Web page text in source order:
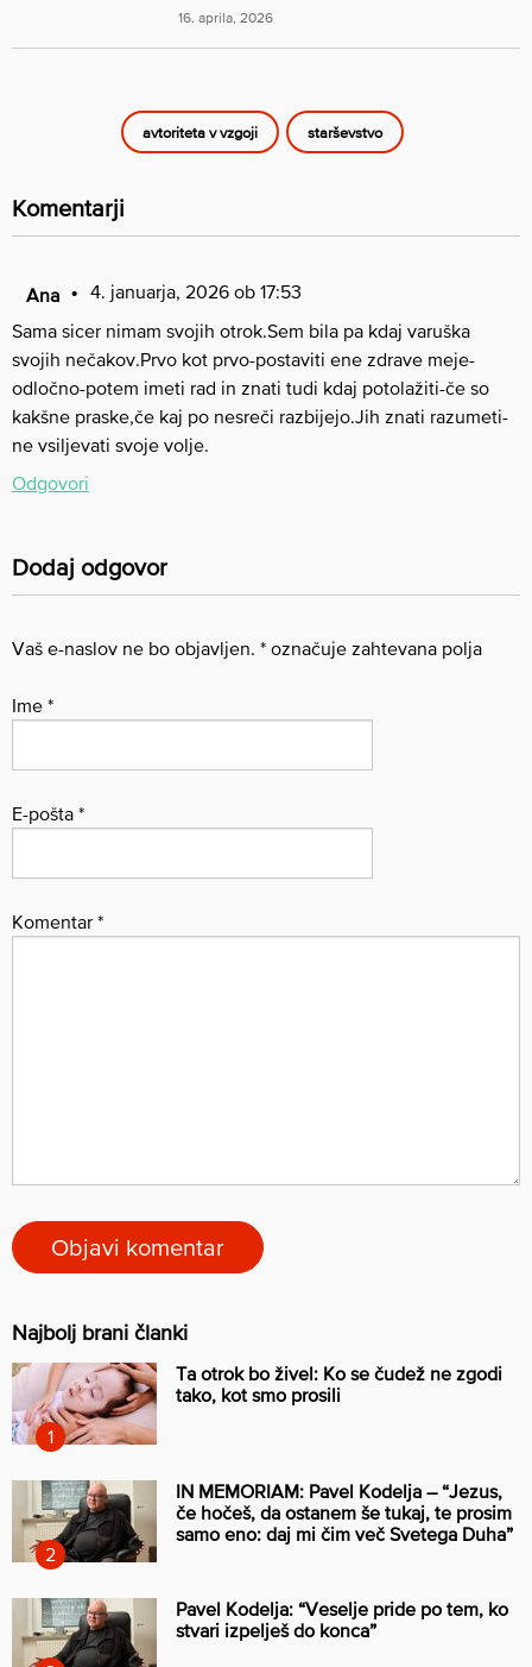
16. aprila, 2026
avtoriteta v vzgoji starševstvo
Komentarji
Ana
4. januarja, 2026 ob 17:53
Sama sicer nimam svojih otrok.Sem bila pa kdaj varuška
svojih nečakov.Prvo kot prvo-postaviti ene zdrave meje-
odločno-potem imeti rad in znati tudi kdaj potolažiti-če so
kakšne praske,če kaj po nesreči razbijejo.Jih znati razumeti-
ne vsiljevati svoje volje.
Odgovori
Dodaj odgovor
Vaš e-naslov ne bo objavljen. * označuje zahtevana polja
Ime *
E-pošta *
Komentar *
Najbolj brani članki
Ta otrok bo živel: Ko se čudež ne zgodi
tako, kot smo prosili
IN MEMORIAM: Pavel Kodelja – “Jezus,
če hočeš, da ostanem še tukaj, te prosim
samo eno: daj mi čim več Svetega Duha”
Pavel Kodelja: “Veselje pride po tem, ko
stvari izpelješ do konca”